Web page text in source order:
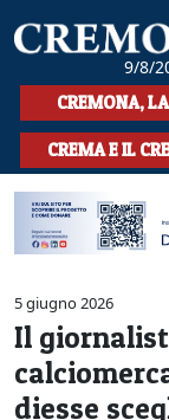
9/8/
HOME
CRONACA
SPORT
LA MUSICA
CULTURA
LA STORIA
SPETTACOLI
CREMONA,
CREMA E IL
5 giugno 2026
Il
diesse